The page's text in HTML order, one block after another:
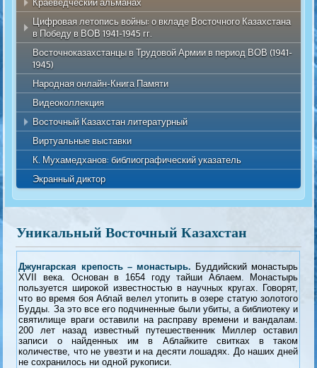
Курчумский район
Маркакольский район
Тарбагатайский район
Самарский район
Уланский район
Улькен Нарынский район
Шемонаихинский район
Пещера "Коныр Аулие"
Шиликтинская долина
Белуха
Мавзолей Ыргызбай Досканулы
Берель
Дом «Алаш арыстары»
Литературно-мемориальный музей Ф.М. Достоевского города
Семей
Мемориальный комплекс «Абай-Шакарим»
Монумент «Сильнее смерти»
Ак-Баур
Абылайкит
Святилище Сарыколь
Краеведческий альманах 2026
Краеведческий альманах 2025
Краеведческий альманах 2024
Краеведческий альманах 2023
Краеведческий альманах 2022
Краеведческий альманах 2021
Краеведческий альманах 2020
Краеведческий альманах 2019
Краеведческий альманах 2018
Краеведческий альманах 2017
Краеведческий альманах 2014
Геология
Достопримечательности и памятники края
Исследователи края
История.· Этнография.· Культура
О тех, кто пишет
Образование
Цифровая летопись войны: о вкладе Восточного Казахстана
в Победу в ВОВ 1941-1945 гг.
Герои Советского Союза
Полные кавалеры ордена Славы
Участники обороны Брестской крепости
Участники обороны Ленинграда
30-ая Гвардейская дивизия
Партизаны-подпольщики
В тылу как в бою
Участники трудовой армии
Пером и мечом
Воспоминания о войне
Виртуальная выставка книг поэтов и писателей-фронтовиков
Восточноказахстанцы в Трудовой Армии в период ВОВ (1941-
1945)
Народная онлайн-Книга Памяти
Видеоколлекция
Восточный Казахстан литературный
Литературное объединение «Звено Алтая»
Фестивали и чтения
От первого лица
Виртуальные выставки
К. Мухамедханов: библиографический указатель
Экранный диктор
Уникальный Восточный Казахстан
Джунгарская крепость – монастырь. Буддийский монастырь
XVII века. Основан в 1654 году тайши Аблаем. Монастырь
пользуется широкой известностью в научных кругах. Говорят,
что во время боя Аблай велел утопить в озере статую золотого
Будды. За это все его подчиненные были убиты, а библиотеку и
святилище враги оставили на расправу времени и вандалам.
200 лет назад известный путешественник Миллер оставил
записи о найденных им в Аблайките свитках в таком
количестве, что не увезти и на десяти лошадях. До наших дней
не сохранилось ни одной рукописи.